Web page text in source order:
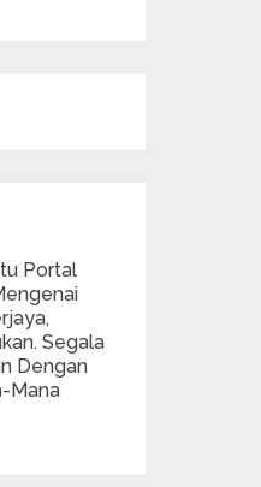
Portal
Segala
Dengan
Mana